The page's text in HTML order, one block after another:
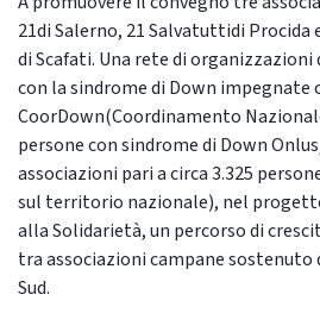
21di Salerno, 21 Salvatuttidi Procida
di Scafati. Una rete di
con la sindrome di Down impegnate
CoorDown(Coordinamento
persone con sindrome di Down
associazioni pari a circa 3.325
sul territorio nazionale), nel
alla Solidarietà, un percorso di
tra associazioni campane sostenuto
Sud.